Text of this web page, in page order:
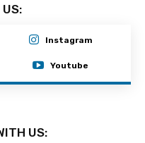
US:
Instagram
Youtube
US: